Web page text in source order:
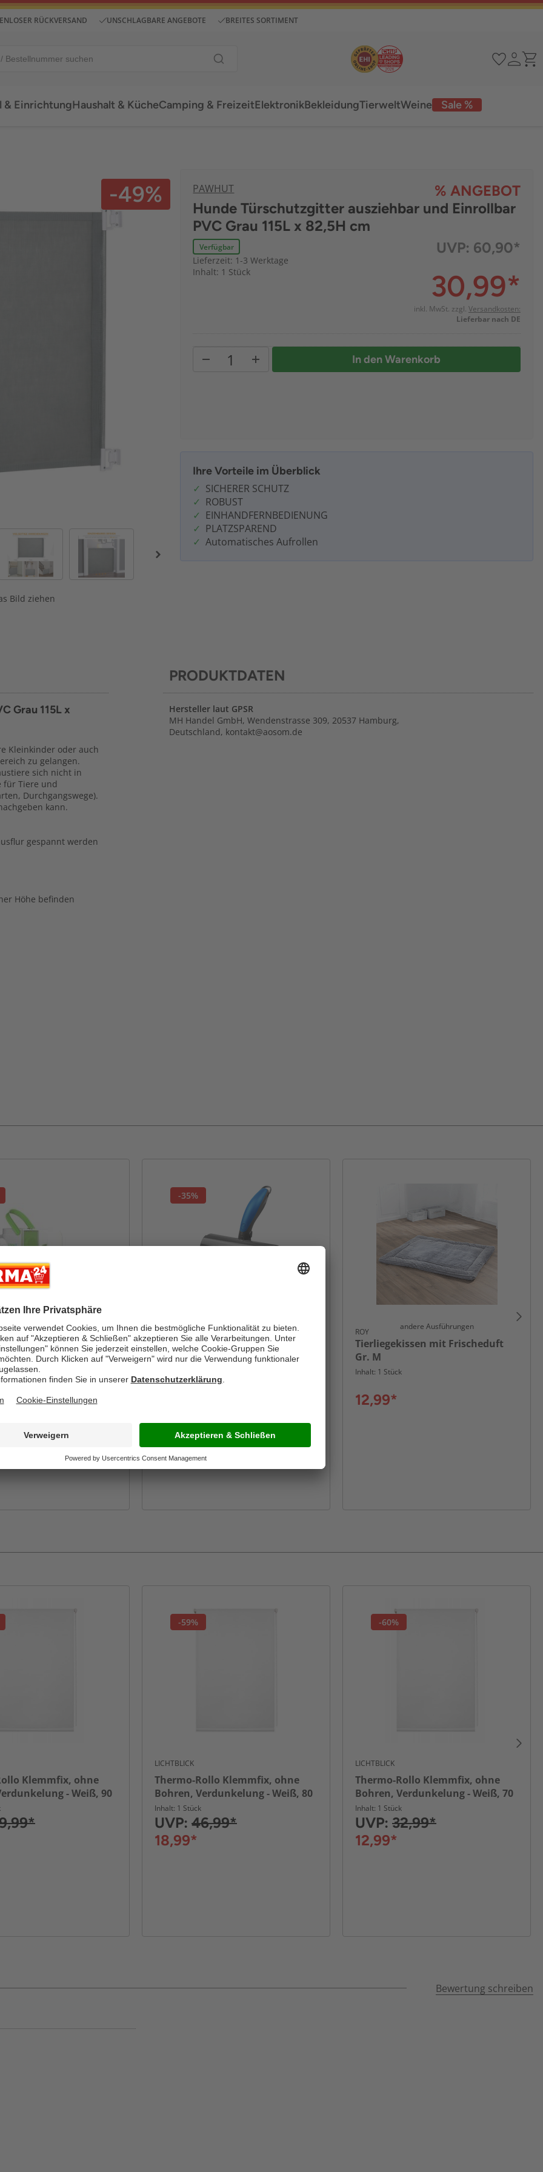
RÜCKVERSAND UNSCHLAGBARE ANGEBOTE BREITES SORTIMENT
& EinrichtungHaushalt & KücheCamping & Freizeit Sale %
ElektronikBekleidungTierweltWeine
Bild ziehen
-49% PAWHUT
% ANGEBOT
Hunde Türschutzgitter ausziehbar und Einrollbar
PVC Grau 115L x 82,5H cm
Verfügbar
Lieferzeit: 1-3 Werktage
Inhalt: 1 Stück
UVP: 60,90*
30,99*
inkl. MwSt. zzgl. Versandkosten:
Lieferbar nach DE
In den Warenkorb
Ihre Vorteile im Überblick
SICHERER SCHUTZ
ROBUST
EINHANDFERNBEDIENUNG
PLATZSPAREND
Automatisches Aufrollen
Grau 115L x
Kleinkinder oder auch
zu gelangen.
sich nicht in
für Tiere und
Durchgangswege).
kann.
gespannt werden
Höhe befinden
PRODUKTDATEN
Hersteller laut GPSR
MH Handel GmbH, Wendenstrasse 309, 20537 Hamburg,
Deutschland, kontakt@aosom.de
LX-052
-35%
BUDDY´BEST
Batteriebetriebener
Tierhaarentferner
UVP:19,99*
andere Ausführungen
ROY
Tierliegekissen mit Frischeduft
Gr. M
Inhalt: 1 Stück
12,99*
Klemmfix, ohne
- Weiß, 90
(B x L)
-59%
LICHTBLICK
Thermo-Rollo Klemmfix, ohne
Bohren, Verdunkelung - Weiß, 80
cm x 220 cm (B x L)
Inhalt: 1 Stück
UVP: 46,99*
18,99*
-60%
LICHTBLICK
Thermo-Rollo Klemmfix, ohne
Bohren, Verdunkelung - Weiß, 70
cm x 150 cm (B x L)
Inhalt: 1 Stück
UVP: 32,99*
12,99*
Bewertung schreiben